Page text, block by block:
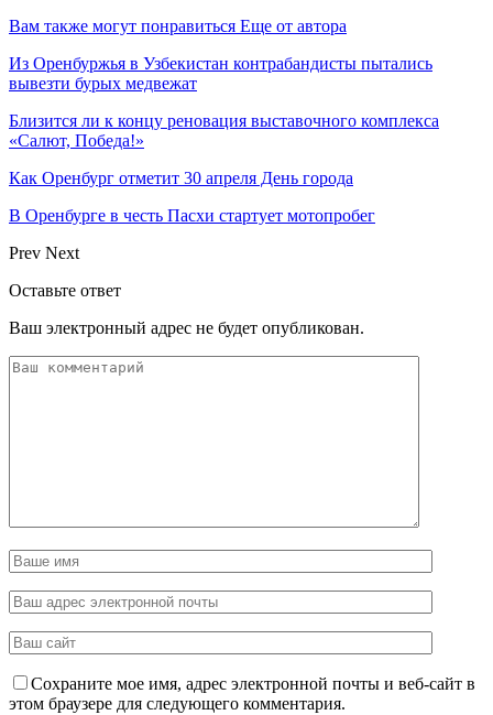
Вам также могут понравиться Еще от автора
Из Оренбуржья в Узбекистан контрабандисты пытались
вывезти бурых медвежат
Близится ли к концу реновация выставочного комплекса
«Салют, Победа!»
Как Оренбург отметит 30 апреля День города
В Оренбурге в честь Пасхи стартует мотопробег
Prev Next
Оставьте ответ
Ваш электронный адрес не будет опубликован.
Сохраните мое имя, адрес электронной почты и веб-сайт в
этом браузере для следующего комментария.